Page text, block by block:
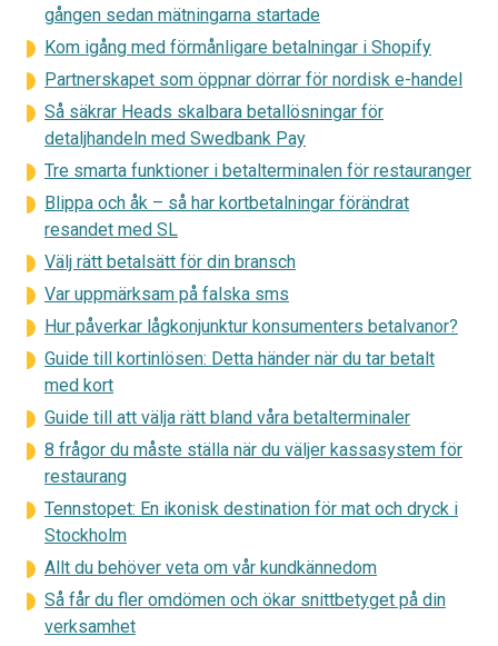
gången sedan mätningarna startade
Kom igång med förmånligare betalningar i Shopify
Partnerskapet som öppnar dörrar för nordisk e-handel
Så säkrar Heads skalbara betallösningar för
detaljhandeln med Swedbank Pay
Tre smarta funktioner i betalterminalen för restauranger
Blippa och åk – så har kortbetalningar förändrat
resandet med SL
Välj rätt betalsätt för din bransch
Var uppmärksam på falska sms
Hur påverkar lågkonjunktur konsumenters betalvanor?
Guide till kortinlösen: Detta händer när du tar betalt
med kort
Guide till att välja rätt bland våra betalterminaler
8 frågor du måste ställa när du väljer kassasystem för
restaurang
Tennstopet: En ikonisk destination för mat och dryck i
Stockholm
Allt du behöver veta om vår kundkännedom
Så får du fler omdömen och ökar snittbetyget på din
verksamhet